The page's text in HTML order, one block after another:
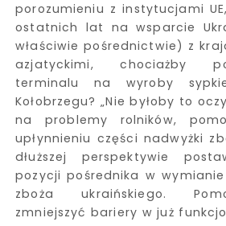
porozumieniu z instytucjami
ostatnich lat na wsparcie
właściwie pośrednictwie) z
azjatyckimi, chociażby
terminalu na wyroby
Kołobrzegu? „Nie byłoby to
na problemy rolników,
upłynnieniu części nadwyżki
dłuższej perspektywie
pozycji pośrednika w
zboża ukraińskiego.
zmniejszyć bariery w już